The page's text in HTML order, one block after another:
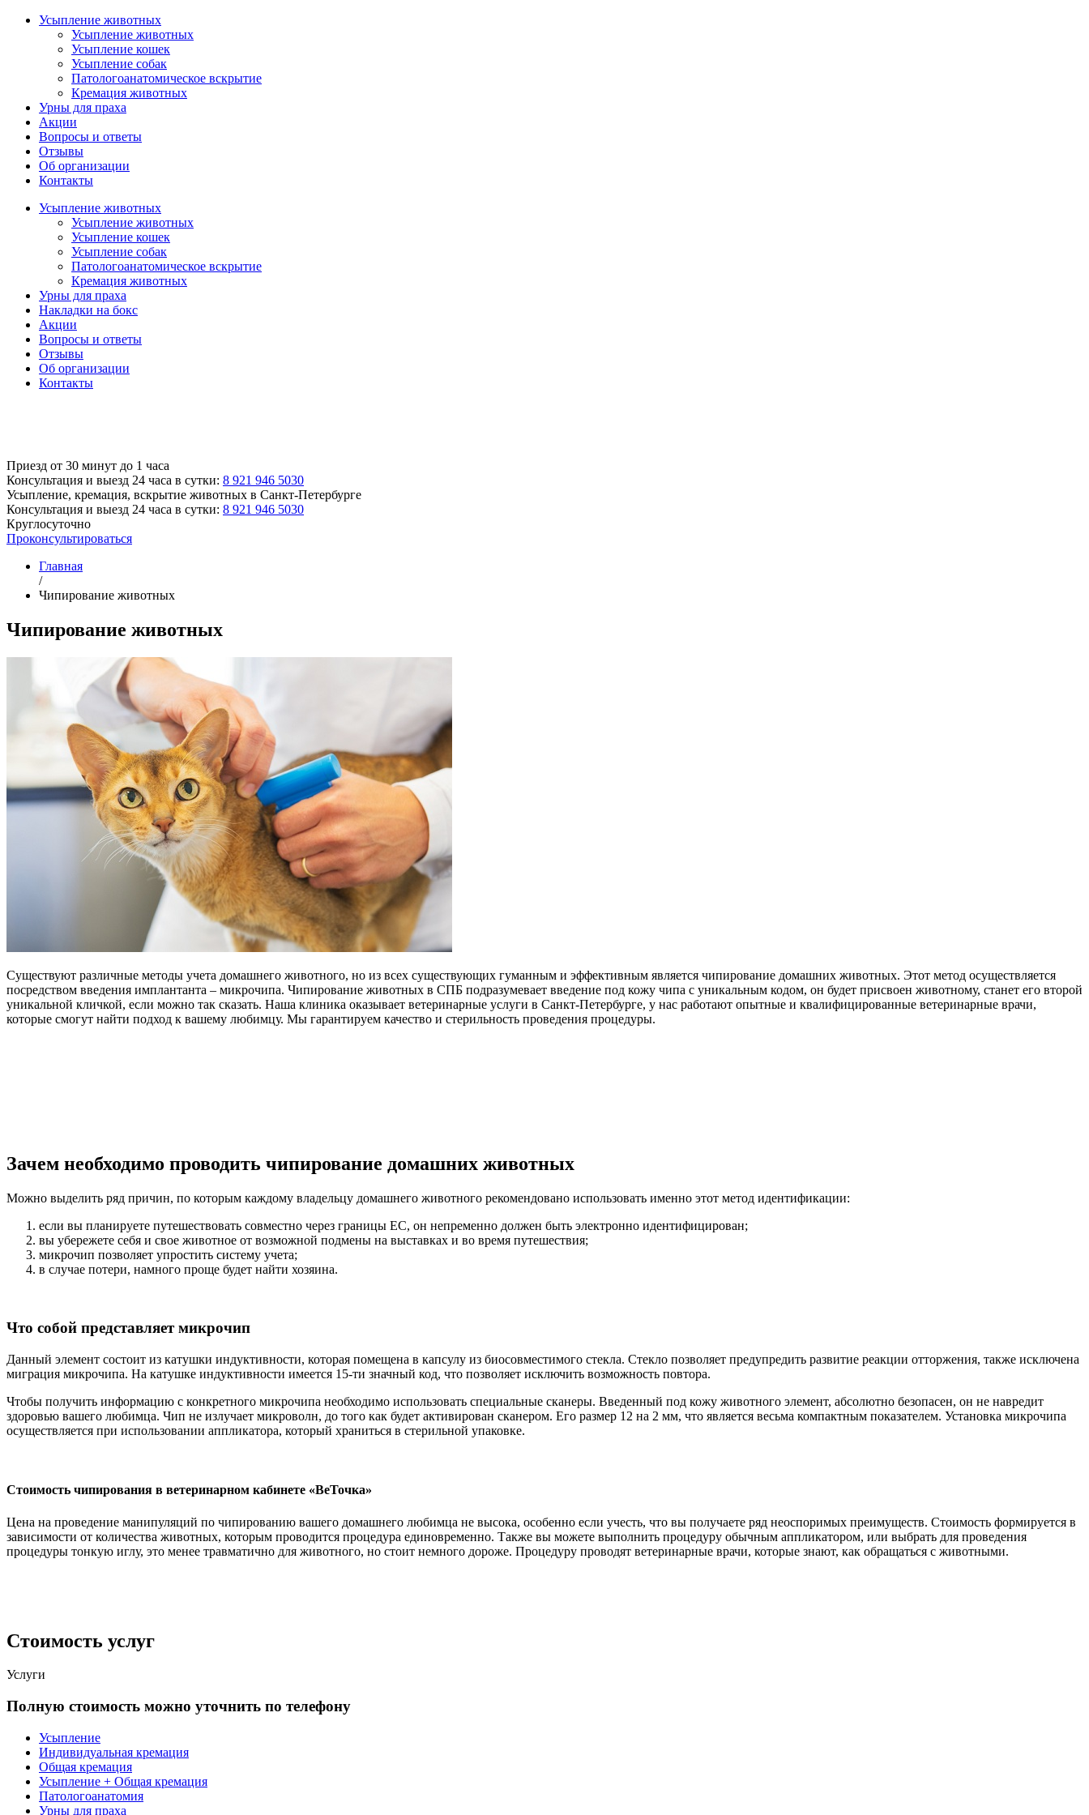
Усыпление животных
Усыпление животных
Усыпление кошек
Усыпление собак
Патологоанатомическое вскрытие
Кремация животных
Урны для праха
Акции
Вопросы и ответы
Отзывы
Об организации
Контакты
Усыпление животных
Усыпление животных
Усыпление кошек
Усыпление собак
Патологоанатомическое вскрытие
Кремация животных
Урны для праха
Накладки на бокс
Акции
Вопросы и ответы
Отзывы
Об организации
Контакты
Приезд от 30 минут до 1 часа
Консультация и выезд 24 часа в сутки: 8 921 946 5030
Усыпление, кремация, вскрытие животных в Санкт-Петербурге
Консультация и выезд 24 часа в сутки: 8 921 946 5030
Круглосуточно
Проконсультироваться
Главная
/
Чипирование животных
Чипирование животных
Существуют различные методы учета домашнего животного, но из всех существующих гуманным и эффективным является чипирование домашних животных. Этот метод осуществляется
посредством введения имплантанта – микрочипа. Чипирование животных в СПБ подразумевает введение под кожу чипа с уникальным кодом, он будет присвоен животному, станет его второй
уникальной кличкой, если можно так сказать. Наша клиника оказывает ветеринарные услуги в Санкт-Петербурге, у нас работают опытные и квалифицированные ветеринарные врачи,
которые смогут найти подход к вашему любимцу. Мы гарантируем качество и стерильность проведения процедуры.
Зачем необходимо проводить чипирование домашних животных
Можно выделить ряд причин, по которым каждому владельцу домашнего животного рекомендовано использовать именно этот метод идентификации:
если вы планируете путешествовать совместно через границы ЕС, он непременно должен быть электронно идентифицирован;
вы убережете себя и свое животное от возможной подмены на выставках и во время путешествия;
микрочип позволяет упростить систему учета;
в случае потери, намного проще будет найти хозяина.
Что собой представляет микрочип
Данный элемент состоит из катушки индуктивности, которая помещена в капсулу из биосовместимого стекла. Стекло позволяет предупредить развитие реакции отторжения, также исключена
миграция микрочипа. На катушке индуктивности имеется 15-ти значный код, что позволяет исключить возможность повтора.
Чтобы получить информацию с конкретного микрочипа необходимо использовать специальные сканеры. Введенный под кожу животного элемент, абсолютно безопасен, он не навредит
здоровью вашего любимца. Чип не излучает микроволн, до того как будет активирован сканером. Его размер 12 на 2 мм, что является весьма компактным показателем. Установка микрочипа
осуществляется при использовании аппликатора, который храниться в стерильной упаковке.
Стоимость чипирования в ветеринарном кабинете «ВеТочка»
Цена на проведение манипуляций по чипированию вашего домашнего любимца не высока, особенно если учесть, что вы получаете ряд неоспоримых преимуществ. Стоимость формируется в
зависимости от количества животных, которым проводится процедура единовременно. Также вы можете выполнить процедуру обычным аппликатором, или выбрать для проведения
процедуры тонкую иглу, это менее травматично для животного, но стоит немного дороже. Процедуру проводят ветеринарные врачи, которые знают, как обращаться с животными.
Стоимость услуг
Услуги
Полную стоимость можно уточнить по телефону
Усыпление
Индивидуальная кремация
Общая кремация
Усыпление + Общая кремация
Патологоанатомия
Урны для праха